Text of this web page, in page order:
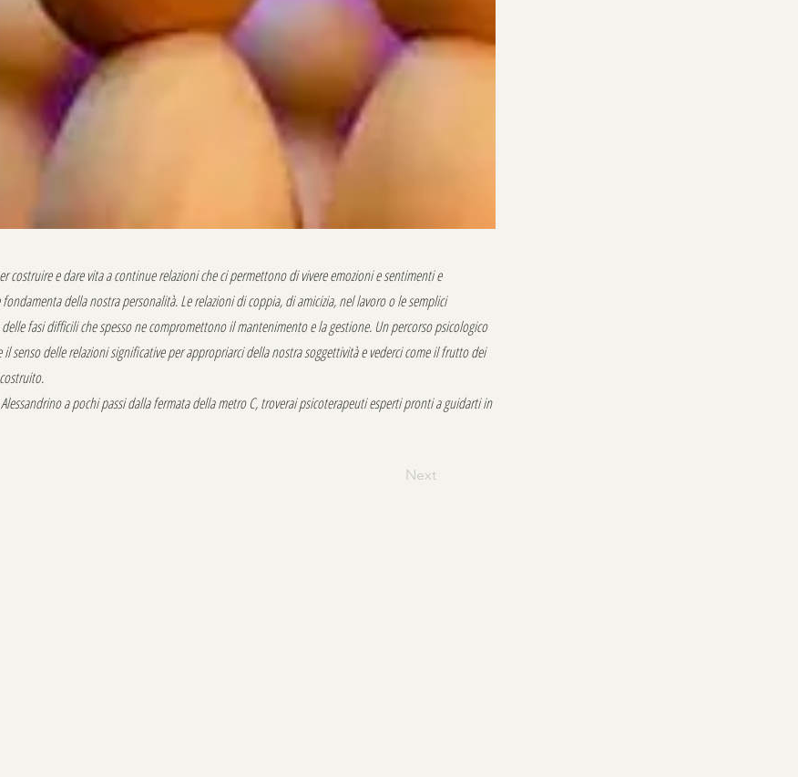
costruire e dare vita a continue relazioni che ci permettono di vivere emozioni e sentimenti e
della nostra personalità. Le relazioni di coppia, di amicizia, nel lavoro o le semplici
delle fasi difficili che spesso ne compromettono il mantenimento e la gestione. Un percorso psicologico
senso delle relazioni significative per appropriarci della nostra soggettività e vederci come il frutto dei
a pochi passi dalla fermata della metro C, troverai psicoterapeuti esperti pronti a guidarti in
Next